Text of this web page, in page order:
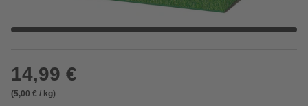
14,99 €
(5,00 € / kg)